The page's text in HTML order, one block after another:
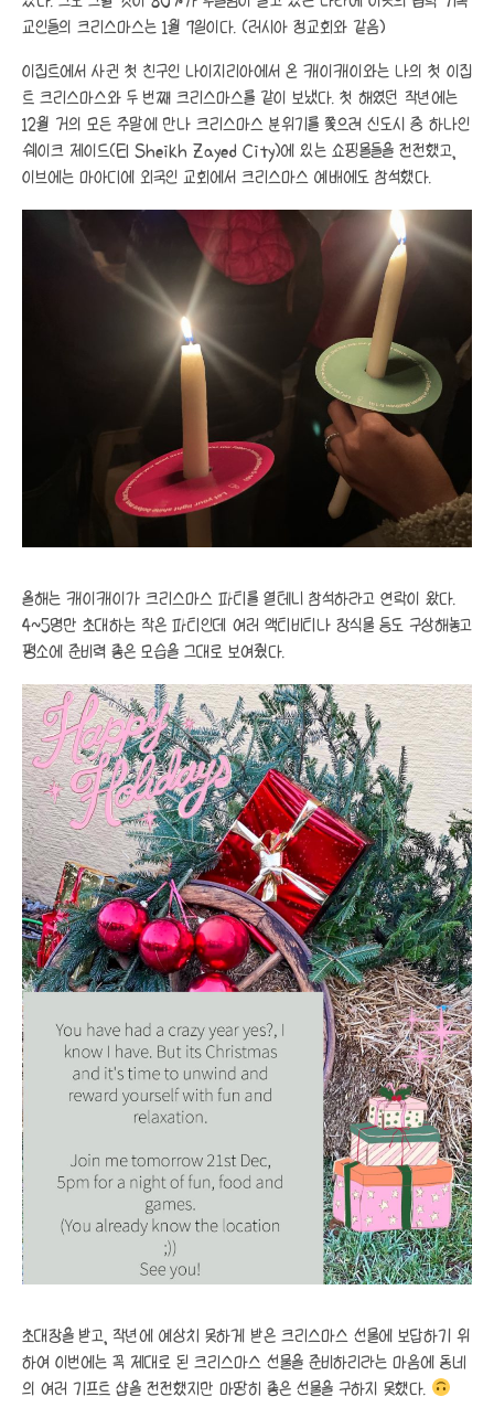
교인들의 크리스마스는 1월 7일이다. (러시아 정교회와 같음)
이집트에서 사귄 첫 친구인 나이지리아에서 온 캐이캐이와는 나의 첫 이집
트 크리스마스와 두 번째 크리스마스를 같이 보냈다. 첫 해였던 작년에는
12월 거의 모든 주말에 만나 크리스마스 분위기를 쫓으려 신도시 중 하나인
쉐이크 제이드(El Sheikh Zayed City)에 있는 쇼핑몰들을 전전했고,
이브에는 마아디에 외국인 교회에서 크리스마스 예배에도 참석했다.
올해는 캐이캐이가 크리스마스 파티를 열테니 참석하라고 연락이 왔다.
4~5명만 초대하는 작은 파티인데 여러 액티비티나 장식물 등도 구상해놓고
평소에 준비력 좋은 모습을 그대로 보여줬다.
초대장을 받고, 작년에 예상치 못하게 받은 크리스마스 선물에 보답하기 위
하여 이번에는 꼭 제대로 된 크리스마스 선물을 준비하리라는 마음에 동네
의 여러 기프트 샵을 전전했지만 마땅히 좋은 선물을 구하지 못했다.